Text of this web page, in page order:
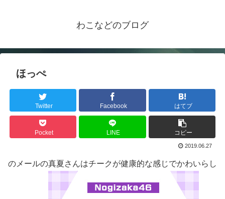
わこなどのブログ
ほっぺ
Twitter Facebook はてブ
Pocket LINE コピー
2019.06.27
のメールの真夏さんはチークが健康的な感じでかわいらし